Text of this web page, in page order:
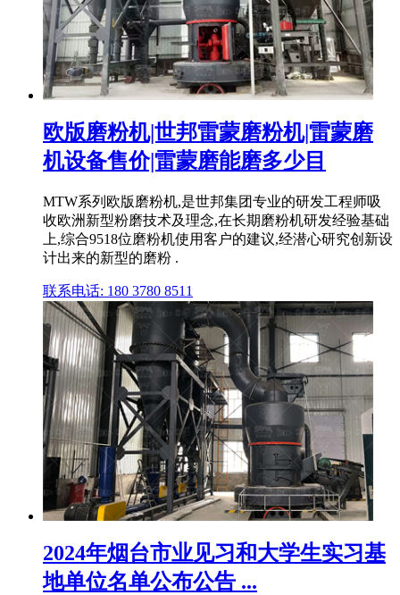
欧版磨粉机|世邦雷蒙磨粉机|雷蒙磨
机设备售价|雷蒙磨能磨多少目
MTW系列欧版磨粉机,是世邦集团专业的研发工程师吸
收欧洲新型粉磨技术及理念,在长期磨粉机研发经验基础
上,综合9518位磨粉机使用客户的建议,经潜心研究创新设
计出来的新型的磨粉 .
联系电话: 180 3780 8511
2024年烟台市业见习和大学生实习基
地单位名单公布公告 ...